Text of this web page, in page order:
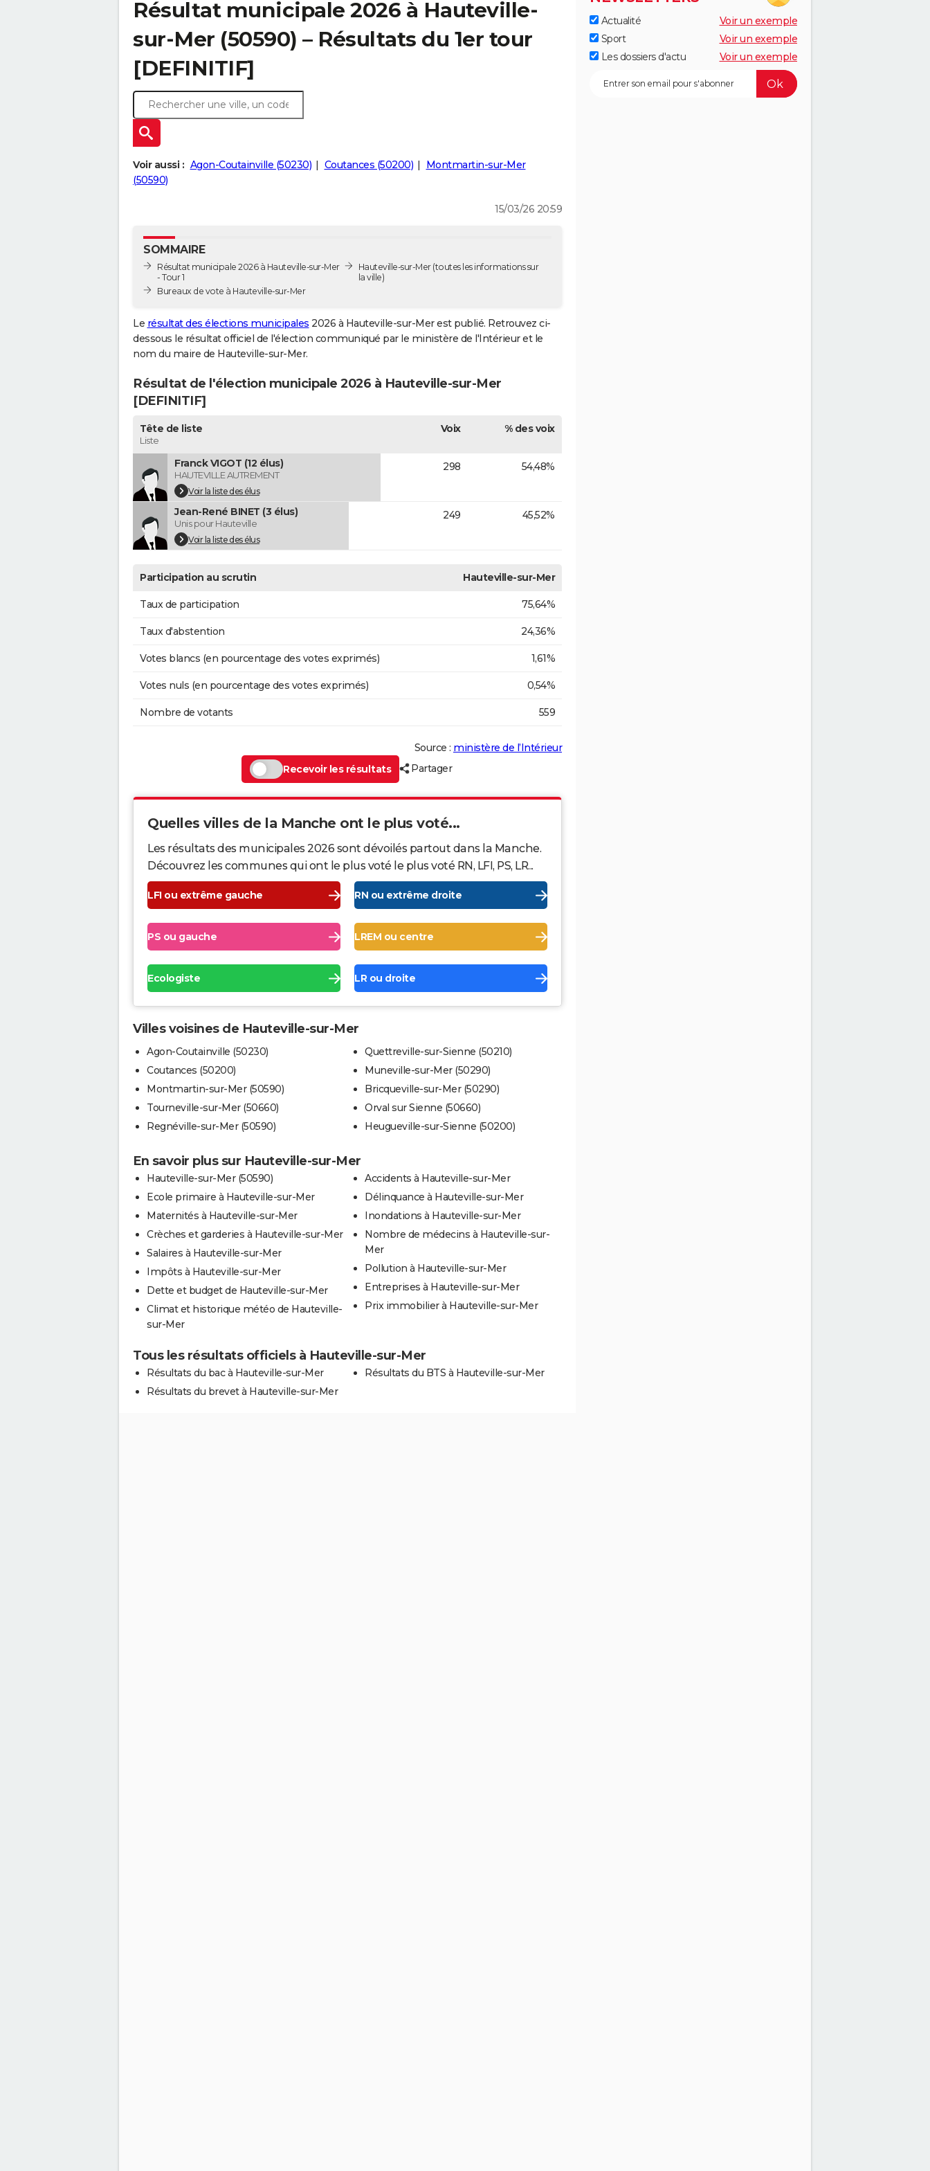
Résultat municipale 2026 à Hauteville-
sur-Mer (50590) – Résultats du 1er tour
[DEFINITIF]
Voir aussi : Agon-Coutainville (50230) Coutances (50200)
Montmartin-sur-Mer
(50590)
15/03/26 20:59
SOMMAIRE
Résultat municipale 2026 à Hauteville-sur-Mer
- Tour 1
Bureaux de vote à Hauteville-sur-Mer
Hauteville-sur-Mer(toutes les informations sur
la ville)
Le résultat des élections municipales 2026 à Hauteville-sur-Mer est publié. Retrouvez ci-
dessous le résultat officiel de l'élection communiqué par le ministère de l'Intérieur et le
nom du maire de Hauteville-sur-Mer.
Résultat de l'élection municipale 2026 à Hauteville-sur-Mer
[DEFINITIF]
Tête de liste
Liste
Voix % des voix
Franck VIGOT (12 élus)
HAUTEVILLE AUTREMENT
Voir la liste des élus
298 54,48%
Jean-René BINET (3 élus)
Unis pour Hauteville
Voir la liste des élus
249 45,52%
Participation au scrutin Hauteville-sur-Mer
Taux de participation 75,64%
Taux d'abstention 24,36%
Votes blancs (en pourcentage des votes exprimés) 1,61%
Votes nuls (en pourcentage des votes exprimés) 0,54%
Nombre de votants 559
Source : ministère de l’Intérieur
Recevoir les résultats
Partager
Quelles villes de la Manche ont le plus voté...
Les résultats des municipales 2026 sont dévoilés partout dans la Manche.
Découvrez les communes qui ont le plus voté le plus voté RN, LFI, PS, LR...
LFI ou extrême gauche RN ou extrême droite
PS ou gauche LREM ou centre
Ecologiste LR ou droite
Villes voisines de Hauteville-sur-Mer
Agon-Coutainville (50230)
Coutances (50200)
Montmartin-sur-Mer (50590)
Tourneville-sur-Mer (50660)
Regnéville-sur-Mer (50590)
Quettreville-sur-Sienne (50210)
Muneville-sur-Mer (50290)
Bricqueville-sur-Mer (50290)
Orval sur Sienne (50660)
Heugueville-sur-Sienne (50200)
En savoir plus sur Hauteville-sur-Mer
Hauteville-sur-Mer (50590)
Ecole primaire à Hauteville-sur-Mer
Maternités à Hauteville-sur-Mer
Crèches et garderies à Hauteville-sur-Mer
Salaires à Hauteville-sur-Mer
Impôts à Hauteville-sur-Mer
Dette et budget de Hauteville-sur-Mer
Climat et historique météo de Hauteville-
sur-Mer
Accidents à Hauteville-sur-Mer
Délinquance à Hauteville-sur-Mer
Inondations à Hauteville-sur-Mer
Nombre de médecins à Hauteville-sur-
Mer
Pollution à Hauteville-sur-Mer
Entreprises à Hauteville-sur-Mer
Prix immobilier à Hauteville-sur-Mer
Tous les résultats officiels à Hauteville-sur-Mer
Résultats du bac à Hauteville-sur-Mer
Résultats du brevet à Hauteville-sur-Mer
Résultats du BTS à Hauteville-sur-Mer
Actualité
Voir un exemple
Sport
Voir un exemple
Les dossiers d'actu
Voir un exemple